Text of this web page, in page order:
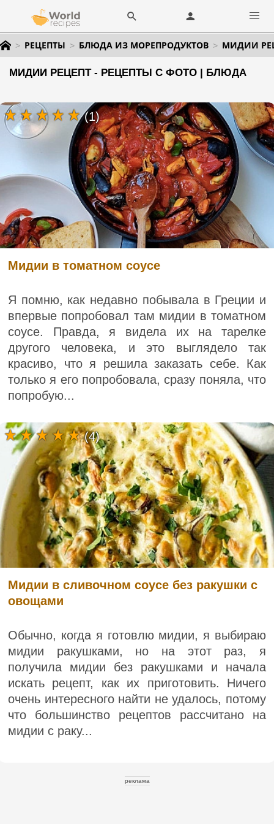
РЕЦЕПТЫ БЛЮДА ИЗ МОРЕПРОДУКТОВ МИДИИ
МИДИИ РЕЦЕПТ - РЕЦЕПТЫ С ФОТО | БЛЮДА
Мидии в томатном соусе
Я помню, как недавно побывала в Греции и
впервые попробовал там мидии в томатном
соусе. Правда, я видела их на тарелке
другого человека, и это выглядело так
красиво, что я решила заказать себе. Как
только я его попробовала, сразу поняла, что
попробую...
(1)
Мидии в сливочном соусе без ракушки с
овощами
Обычно, когда я готовлю мидии, я выбираю
мидии ракушками, но на этот раз, я
получила мидии без ракушками и начала
искать рецепт, как их приготовить. Ничего
очень интересного найти не удалось, потому
что большинство рецептов рассчитано на
мидии с раку...
(4)
реклама